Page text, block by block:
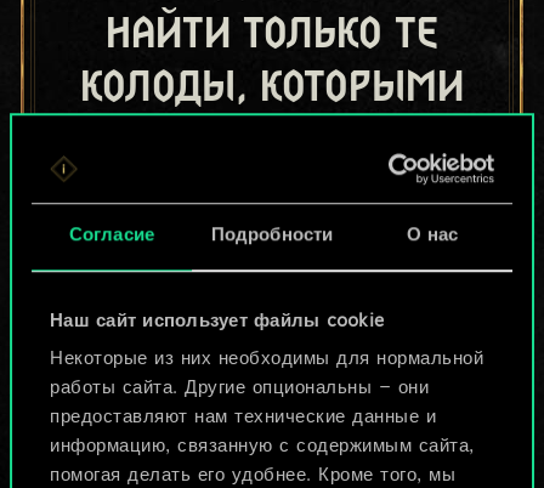
Согласие Подробности О нас
Наш сайт использует файлы cookie
Некоторые из них необходимы для нормальной
работы сайта. Другие опциональны — они
предоставляют нам технические данные и
информацию, связанную с содержимым сайта,
помогая делать его удобнее. Кроме того, мы
найти только те
колоды, которыми
игроки.
Но их может быть
Назвать колоду и описать её
Изменить колоду